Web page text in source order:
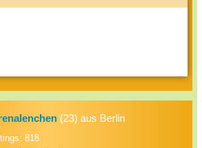
(23) aus Berlin
818